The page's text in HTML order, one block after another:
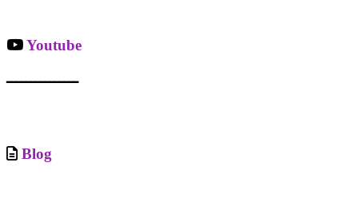
Youtube
ـــــــــــــــ
Blog